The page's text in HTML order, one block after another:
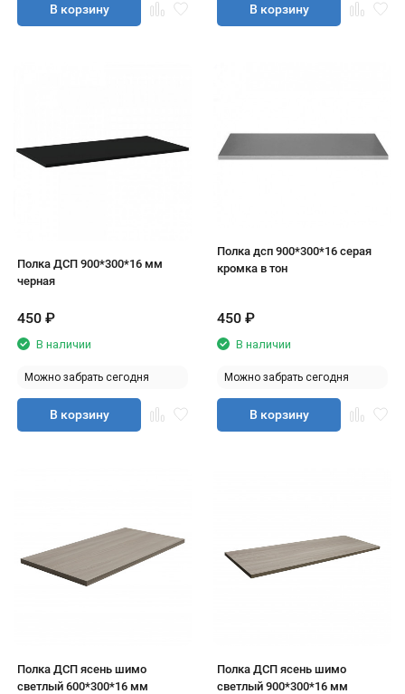
В корзину В корзину
Полка ДСП 900*300*16 мм
черная
450 ₽
В наличии
Можно забрать сегодня
В корзину
Полка дсп 900*300*16 серая
кромка в тон
450 ₽
В наличии
Можно забрать сегодня
В корзину
Полка ДСП ясень шимо
светлый 600*300*16 мм
Полка ДСП ясень шимо
светлый 900*300*16 мм